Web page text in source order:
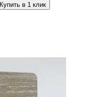
Купить в 1 клик